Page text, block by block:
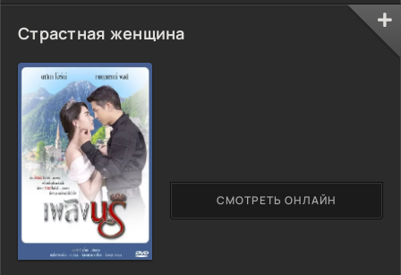
Страстная женщина
СМОТРЕТЬ ОНЛАЙН